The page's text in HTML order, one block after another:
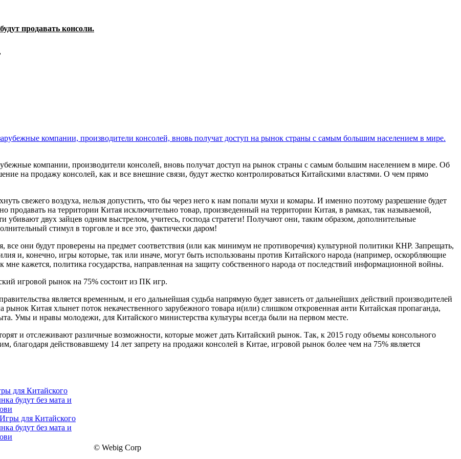
продавать консоли.
компании, производители консолей, вновь получат доступ на рынок страны с самым большим населением в мире. Об
на продажу консолей, как и все внешние связи, будут жестко контролироваться Китайскими властями. О чем прямо
свежего воздуха, нельзя допустить, что бы через него к нам попали мухи и комары. И именно поэтому разрешение будет
продавать на территории Китая исключительно товар, произведенный на территории Китая, в рамках, так называемой,
убивают двух зайцев одним выстрелом, учитесь, господа стратеги! Получают они, таким образом, дополнительные
стимул в торговле и все это, фактически даром!
все они будут проверены на предмет соответствия (или как минимум не противоречия) культурной политики КНР. Запрещать,
и, конечно, игры которые, так или иначе, могут быть использованы против Китайского народа (например, оскорбляющие
кажется, политика государства, направленная на защиту собственного народа от последствий информационной войны.
игровой рынок на 75% состоит из ПК игр.
является временным, и его дальнейшая судьба напрямую будет зависеть от дальнейших действий производителей
Китая хлынет поток некачественного зарубежного товара и(или) слишком откровенная анти Китайская пропаганда,
Умы и нравы молодежи, для Китайского министерства культуры всегда были на первом месте.
и отслеживают различные возможности, которые может дать Китайский рынок. Так, к 2015 году объемы консольного
благодаря действовавшему 14 лет запрету на продажи консолей в Китае, игровой рынок более чем на 75% является
для Китайского
будут без мата и
© Webig Corp